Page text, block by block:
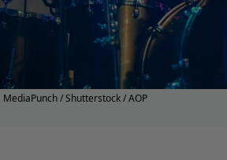
MediaPunch / Shutterstock / AOP